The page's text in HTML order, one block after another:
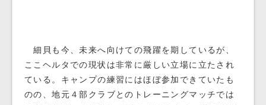
細貝も今、未来へ向けての飛躍を期しているが、
ここヘルタでの現状は非常に厳しい立場に立たされ
ている。キャンプの練習にはほぼ参加できていたも
のの、地元４部クラブとのトレーニングマッチでは